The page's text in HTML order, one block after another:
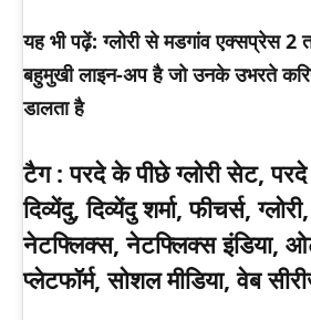
यह भी पढ़ें: ग्लोरी से मडगांव एक्सप्रेस 2
बहुमुखी लाइन-अप है जो उनके उभरते
डालता है
टैग :परदे के पीछे ग्लोरी सेट,
दिव्येंदु, दिव्येंदु शर्मा, फीचर्स,
नेटफ्लिक्स, नेटफ्लिक्स इंडिया,
प्लेटफॉर्म, सोशल मीडिया, वेब